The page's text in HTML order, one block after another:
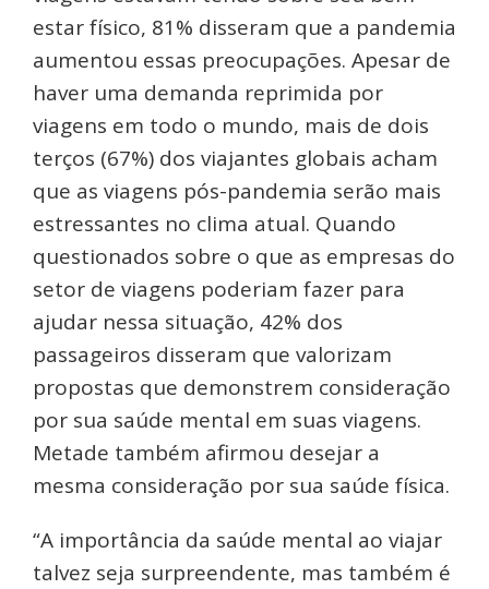
estar físico, 81% disseram que a pandemia
aumentou essas preocupações. Apesar de
haver uma demanda reprimida por
viagens em todo o mundo, mais de dois
terços (67%) dos viajantes globais acham
que as viagens pós-pandemia serão mais
estressantes no clima atual. Quando
questionados sobre o que as empresas do
setor de viagens poderiam fazer para
ajudar nessa situação, 42% dos
passageiros disseram que valorizam
propostas que demonstrem consideração
por sua saúde mental em suas viagens.
Metade também afirmou desejar a
mesma consideração por sua saúde física.
“A importância da saúde mental ao viajar
talvez seja surpreendente, mas também é